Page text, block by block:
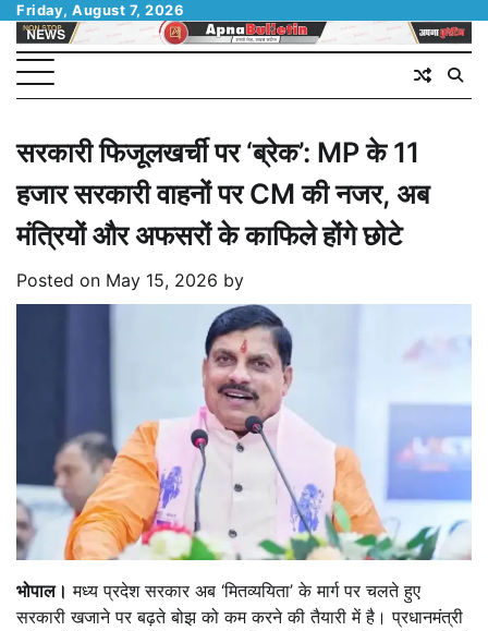
Skip
content
Friday, August 7, 2026
सरकारी फिजूलखर्ची पर ‘ब्रेक’: MP के 11
हजार सरकारी वाहनों पर CM की नजर, अब
मंत्रियों और अफसरों के काफिले होंगे छोटे
Posted on May 15, 2026 by
भोपाल। मध्य प्रदेश सरकार अब ‘मितव्ययिता’ के मार्ग पर चलते हुए
सरकारी खजाने पर बढ़ते बोझ को कम करने की तैयारी में है। प्रधानमंत्री